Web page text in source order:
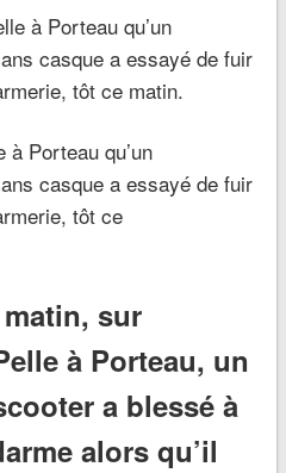
à Porteau qu’un
casque a essayé de fuir
tôt ce
sur
à Porteau, un
a blessé à
alors qu’il